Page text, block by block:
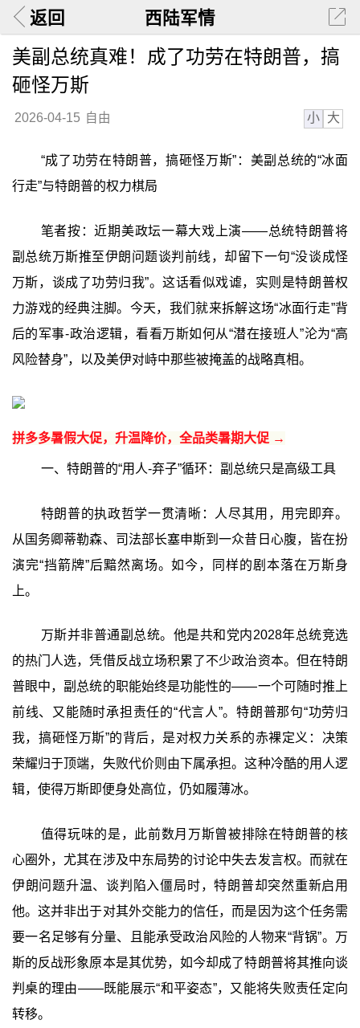
返回 西陆军情
美副总统真难！成了功劳在特朗普，搞
砸怪万斯
2026-04-15 自由 小 大
“成了功劳在特朗普，搞砸怪万斯”：美副总统的“冰面
行走”与特朗普的权力棋局
笔者按：近期美政坛一幕大戏上演——总统特朗普将
副总统万斯推至伊朗问题谈判前线，却留下一句“没谈成怪
万斯，谈成了功劳归我”。这话看似戏谑，实则是特朗普权
力游戏的经典注脚。今天，我们就来拆解这场“冰面行走”背
后的军事‑政治逻辑，看看万斯如何从“潜在接班人”沦为“高
风险替身”，以及美伊对峙中那些被掩盖的战略真相。
拼多多暑假大促，升温降价，全品类暑期大促 →
一、特朗普的“用人‑弃子”循环：副总统只是高级工具
特朗普的执政哲学一贯清晰：人尽其用，用完即弃。
从国务卿蒂勒森、司法部长塞申斯到一众昔日心腹，皆在扮
演完“挡箭牌”后黯然离场。如今，同样的剧本落在万斯身
上。
万斯并非普通副总统。他是共和党内2028年总统竞选
的热门人选，凭借反战立场积累了不少政治资本。但在特朗
普眼中，副总统的职能始终是功能性的——一个可随时推上
前线、又能随时承担责任的“代言人”。特朗普那句“功劳归
我，搞砸怪万斯”的背后，是对权力关系的赤裸定义：决策
荣耀归于顶端，失败代价则由下属承担。这种冷酷的用人逻
辑，使得万斯即便身处高位，仍如履薄冰。
值得玩味的是，此前数月万斯曾被排除在特朗普的核
心圈外，尤其在涉及中东局势的讨论中失去发言权。而就在
伊朗问题升温、谈判陷入僵局时，特朗普却突然重新启用
他。这并非出于对其外交能力的信任，而是因为这个任务需
要一名足够有分量、且能承受政治风险的人物来“背锅”‍。万
斯的反战形象原本是其优势，如今却成了特朗普将其推向谈
判桌的理由——既能展示“和平姿态”，又能将失败责任定向
转移。